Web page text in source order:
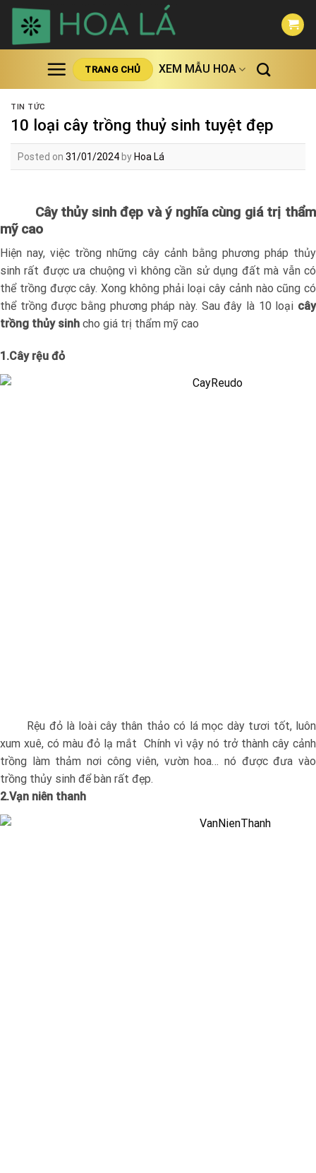
Skip
content
TRANG CHỦ XEM MẪU HOA
TIN TỨC
10 loại cây trồng thuỷ sinh tuyệt đẹp
Posted on 31/01/2024 by Hoa Lá
Cây thủy sinh đẹp và ý nghĩa cùng giá trị thẩm
mỹ cao
Hiện nay, việc trồng những cây cảnh bằng phương pháp thủy
sinh rất được ưa chuộng vì không cần sử dụng đất mà vẫn có
thể trồng được cây. Xong không phải loại cây cảnh nào cũng có
thể trồng được bằng phương pháp này. Sau đây là 10 loại cây
trồng thủy sinh cho giá trị thẩm mỹ cao
1.Cây rệu đỏ
Rệu đỏ là loài cây thân thảo có lá mọc dày tươi tốt, luôn
xum xuê, có màu đỏ lạ mắt Chính vì vậy nó trở thành cây cảnh
trồng làm thảm nơi công viên, vườn hoa… nó được đưa vào
trồng thủy sinh để bàn rất đẹp.
2.Vạn niên thanh